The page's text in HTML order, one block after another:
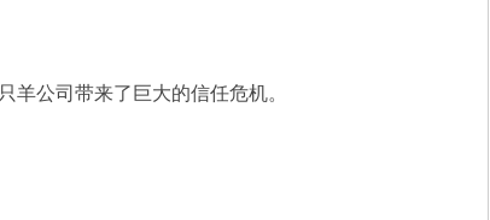
公司带来了巨大的信任危机。